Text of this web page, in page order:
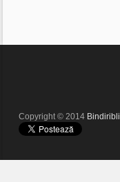
Copyright © 2014 Bindiribli